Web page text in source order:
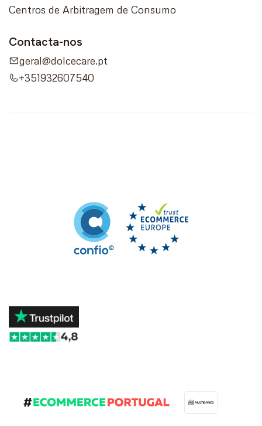
Centros de Arbitragem de Consumo
Contacta-nos
geral@dolcecare.pt
+351932607540